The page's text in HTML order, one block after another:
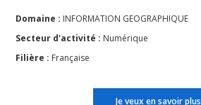
Domaine : INFORMATION GEOGRAPHIQUE
Secteur d'activité : Numérique
Filière : Française
Je veux en savoir plus